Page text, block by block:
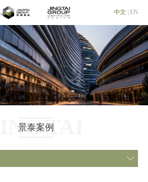
中文 EN
景泰案例
JING TAI
